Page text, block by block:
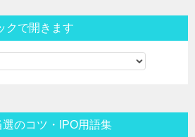
で開きます
選のコツ・IPO用語集